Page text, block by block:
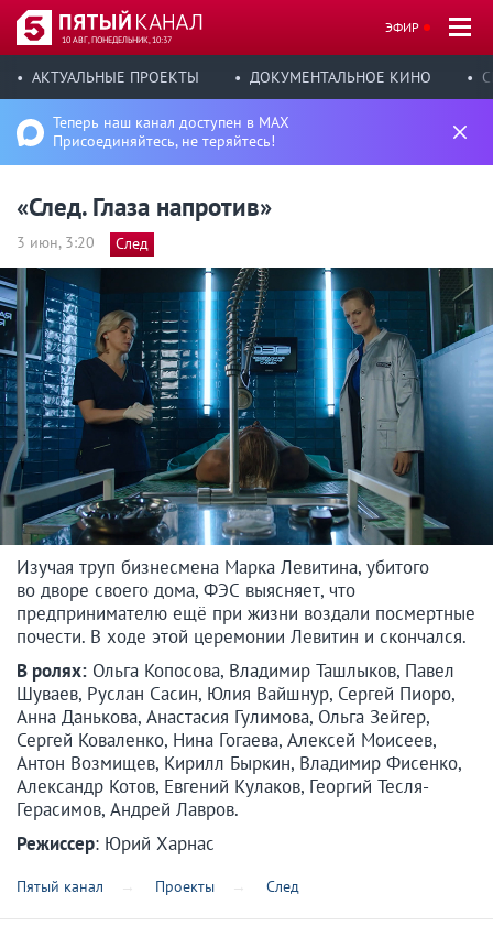
10 АВГ, ПОНЕДЕЛЬНИК, 10:37
ЭФИР
АКТУАЛЬНЫЕ ПРОЕКТЫ ДОКУМЕНТАЛЬНОЕ КИНО
Теперь наш канал доступен в MAX
Присоединяйтесь, не теряйтесь!
«След. Глаза напротив»
3 июн, 3:20 След
Изучая труп бизнесмена Марка Левитина, убитого
во дворе своего дома, ФЭС выясняет, что
предпринимателю ещё при жизни воздали посмертные
почести. В ходе этой церемонии Левитин и скончался.
В ролях: Ольга Копосова, Владимир Ташлыков, Павел
Шуваев, Руслан Сасин, Юлия Вайшнур, Сергей Пиоро,
Анна Данькова, Анастасия Гулимова, Ольга Зейгер,
Сергей Коваленко, Нина Гогаева, Алексей Моисеев,
Антон Возмищев, Кирилл Быркин, Владимир Фисенко,
Александр Котов, Евгений Кулаков, Георгий Тесля-
Герасимов, Андрей Лавров.
Режиссер: Юрий Харнас
Пятый канал Проекты След